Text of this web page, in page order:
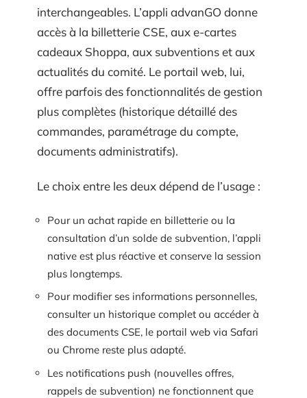
interchangeables. L’appli advanGO donne
accès à la billetterie CSE, aux e-cartes
cadeaux Shoppa, aux subventions et aux
actualités du comité. Le portail web, lui,
offre parfois des fonctionnalités de gestion
plus complètes (historique détaillé des
commandes, paramétrage du compte,
documents administratifs).
Le choix entre les deux dépend de l’usage :
Pour un achat rapide en billetterie ou la
consultation d’un solde de subvention, l’appli
native est plus réactive et conserve la session
plus longtemps.
Pour modifier ses informations personnelles,
consulter un historique complet ou accéder à
des documents CSE, le portail web via Safari
ou Chrome reste plus adapté.
Les notifications push (nouvelles offres,
rappels de subvention) ne fonctionnent que